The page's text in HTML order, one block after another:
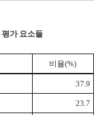
가 요소들
비율(%)
37.9
23.7